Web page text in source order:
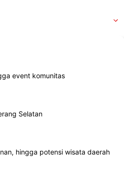
event komunitas
Selatan
hingga potensi wisata daerah